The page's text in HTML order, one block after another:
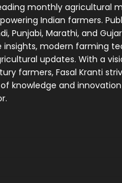
monthly agricultural
Indian farmers.
Punjabi, Marathi, and
insights, modern farming
updates. With a
farmers, Fasal Kranti
knowledge and